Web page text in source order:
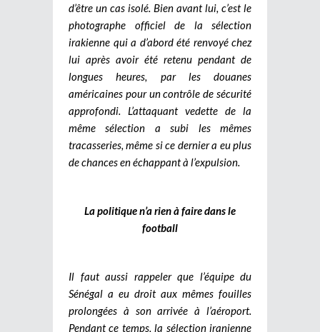
d’être un cas isolé. Bien avant lui, c’est le
photographe officiel de la sélection
irakienne qui a d’abord été renvoyé chez
lui après avoir été retenu pendant de
longues heures, par les douanes
américaines pour un contrôle de sécurité
approfondi. L’attaquant vedette de la
même sélection a subi les mêmes
tracasseries, même si ce dernier a eu plus
de chances en échappant à l’expulsion.
La politique n’a rien à faire dans le
football
Il faut aussi rappeler que l’équipe du
Sénégal a eu droit aux mêmes fouilles
prolongées à son arrivée à l’aéroport.
Pendant ce temps, la sélection iranienne